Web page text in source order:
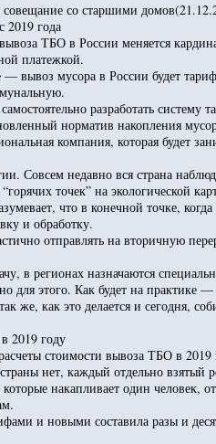
со старшими
2019 года
ТБО в России меняется
платежкой.
вывоз мусора в России будет
разработать систему
норматив накопления
компания, которая будет
Совсем недавно вся страна
точек” на экологической
что в конечной точке,
и обработку.
отправлять на вторичную
в регионах назначаются
для этого. Как будет на практике
же, как это делается и сегодня,
2019 году
стоимости вывоза ТБО в
нет, каждый отдельно
накапливает один человек,
и новыми составила разы и